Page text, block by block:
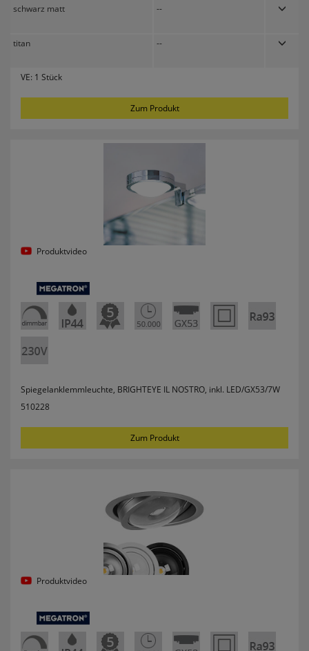
schwarz matt --
titan --
VE: 1 Stück
Zum Produkt
Produktvideo
Spiegelanklemmleuchte, BRIGHTEYE IL NOSTRO, inkl. LED/GX53/7W
510228
Zum Produkt
Produktvideo